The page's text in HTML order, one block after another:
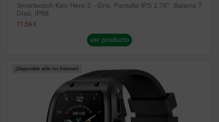
Smartwatch Ksix Hero 2 - Gris, Pantalla IPS 1.76", Batería 7
Días, IP68
77,59 €
ver producto
¡Disponible sólo en Internet!